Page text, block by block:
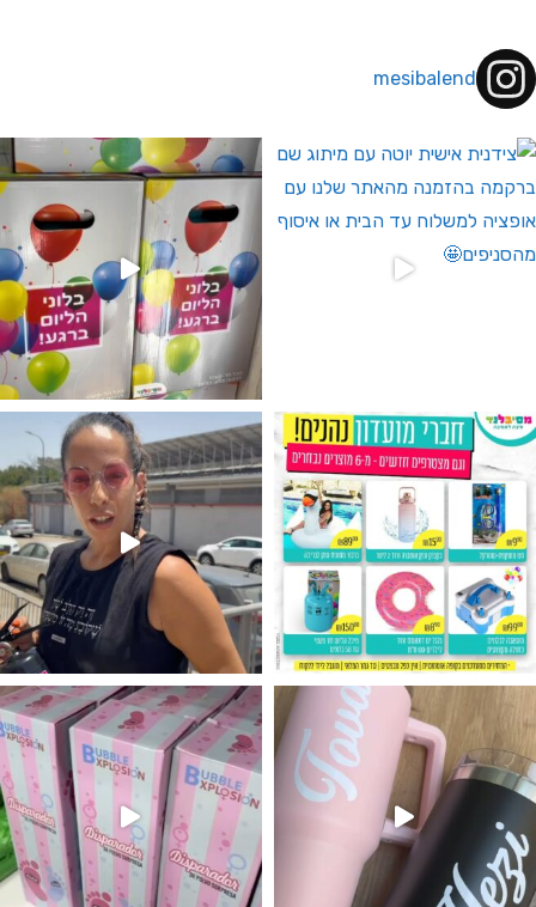
mesibalend
לחברי מועדון ומצטרפים חדשים🤍
מין העובר רק במסיבלנד !! קיים
מטף לגילוי מין העובר חזר למלא